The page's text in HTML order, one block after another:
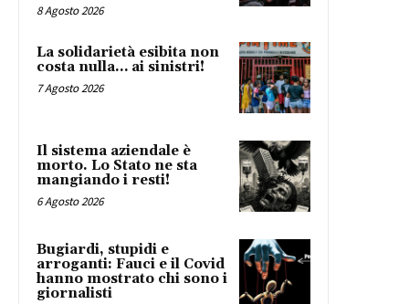
8 Agosto 2026
La solidarietà esibita non
costa nulla… ai sinistri!
7 Agosto 2026
Il sistema aziendale è
morto. Lo Stato ne sta
mangiando i resti!
6 Agosto 2026
Bugiardi, stupidi e
arroganti: Fauci e il Covid
hanno mostrato chi sono i
giornalisti